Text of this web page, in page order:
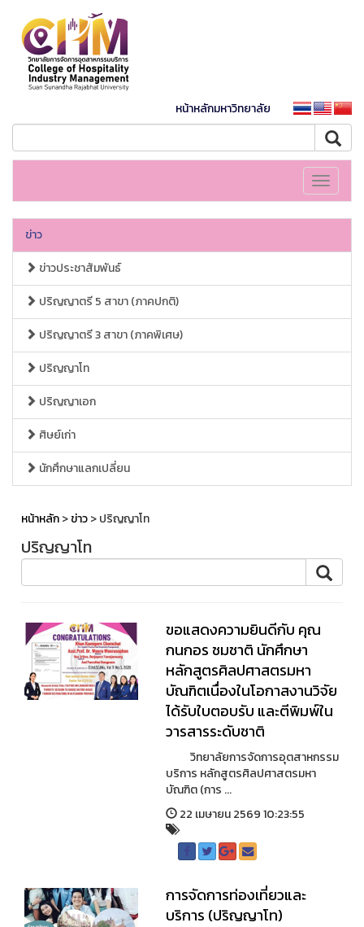
หน้าหลักมหาวิทยาลัย
Toggle
ข่าว
ข่าวประชาสัมพันธ์
ปริญญาตรี 5 สาขา (ภาคปกติ)
ปริญญาตรี 3 สาขา (ภาคพิเศษ)
ปริญญาโท
ปริญญาเอก
ศิษย์เก่า
นักศึกษาแลกเปลี่ยน
หน้าหลัก>ข่าว> ปริญญาโท
ปริญญาโท
ขอแสดงความยินดีกับ คุณ
กนกอร ชมชาติ นักศึกษา
หลักสูตรศิลปศาสตรมหา
บัณฑิตเนื่องในโอกาสงานวิจัย
ได้รับใบตอบรับ และตีพิมพ์ใน
วารสารระดับชาติ
วิทยาลัยการจัดการอุตสาหกรรม
บริการ หลักสูตรศิลปศาสตรมหา
บัณฑิต (การ ...
22 เมษายน 2569 10:23:55
การจัดการท่องเที่ยวและ
บริการ (ปริญญาโท)